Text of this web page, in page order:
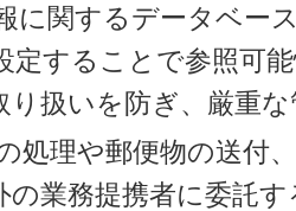
に関するデータベー
定することで参照可
り扱いを防ぎ、厳重
処理や郵便物の送付
の業務提携者に委託